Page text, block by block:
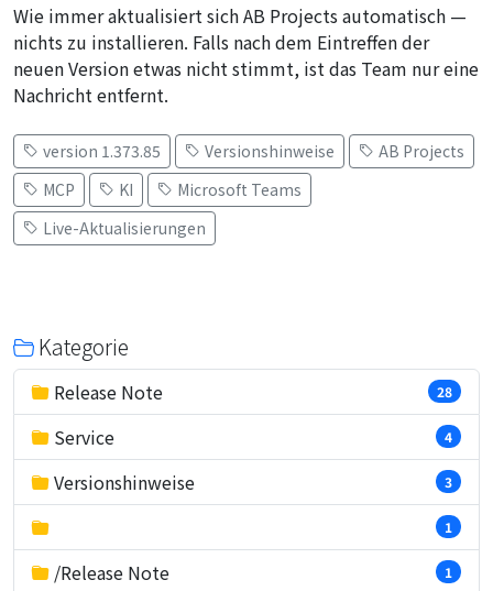
Wie immer aktualisiert sich AB Projects automatisch —
nichts zu installieren. Falls nach dem Eintreffen der
neuen Version etwas nicht stimmt, ist das Team nur eine
Nachricht entfernt.
version 1.373.85 Versionshinweise
AB Projects
MCP
KI
Microsoft Teams
Live-Aktualisierungen
Kategorie
Release Note 28
Service 4
Versionshinweise 3
1
/Release Note 1